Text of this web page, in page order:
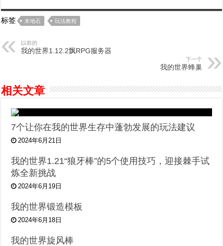
标签 末地石 玩法教程
以前的
我的世界1.12.2飘RPG服务器
下一个
我的世界蜂巢
相关文章
7个让你在我的世界生存中蓬勃发展的玩法建议
2024年6月21日
我的世界1.21“狼牙棒”的5个使用技巧，迎接棘手试
炼全新挑战
2024年6月19日
我的世界锻造模板
2024年6月18日
我的世界旋风棒